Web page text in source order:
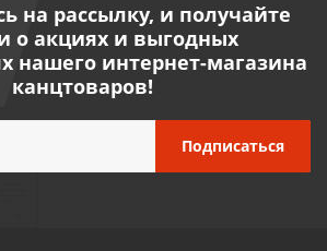
на рассылку, и получайте
о акциях и выгодных
нашего интернет-магазина
канцтоваров!